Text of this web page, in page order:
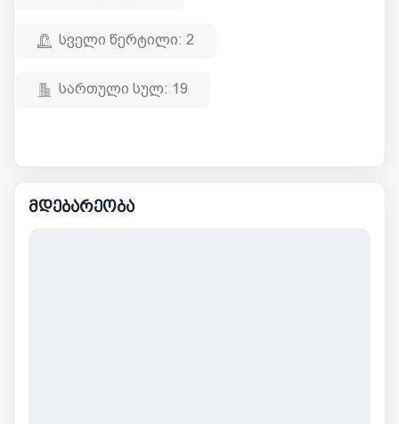
სველი წერტილი: 2
სართული სულ: 19
მდებარეობა